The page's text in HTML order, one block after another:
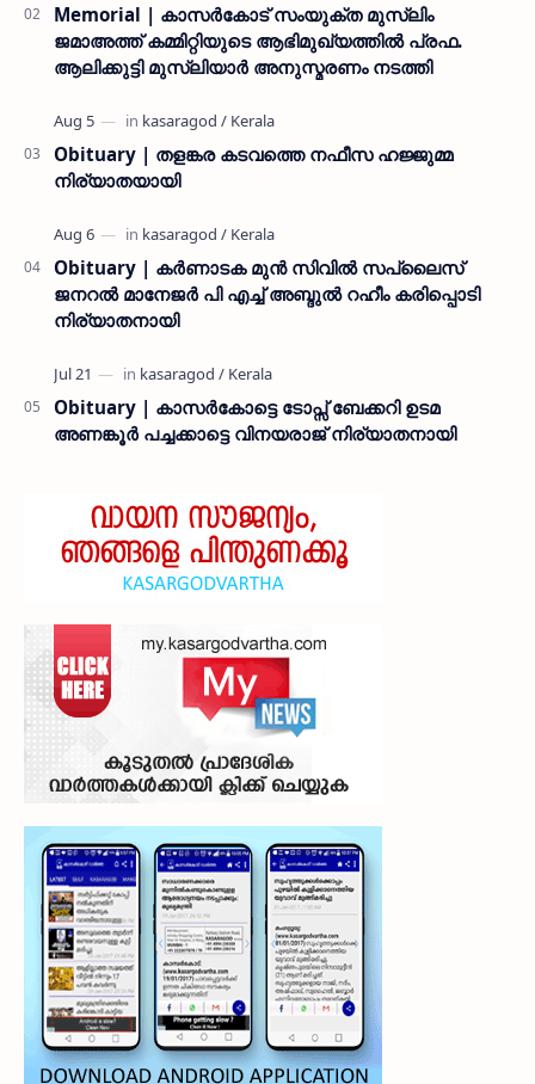
Memorial | കാസർകോട് സംയുക്ത മുസ്ലിം
ജമാഅത്ത് കമ്മിറ്റിയുടെ ആഭിമുഖ്യത്തിൽ പ്രഫ.
ആലിക്കുട്ടി മുസ്ലിയാർ അനുസ്മരണം നടത്തി
Obituary | തളങ്കര കടവത്തെ നഫീസ ഹജ്ജുമ്മ
നിര്യാതയായി
Obituary | കർണാടക മുൻ സിവില്‍ സപ്ലൈസ്
ജനറൽ മാനേജർ പി എച്ച് അബ്ദുൽ റഹീം കരിപ്പൊടി
നിര്യാതനായി
Obituary | കാസർകോട്ടെ ടോപ്സ് ബേക്കറി ഉടമ
അണങ്കൂർ പച്ചക്കാട്ടെ വിനയരാജ് നിര്യാതനായി